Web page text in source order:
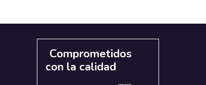
Comprometidos
con la calidad